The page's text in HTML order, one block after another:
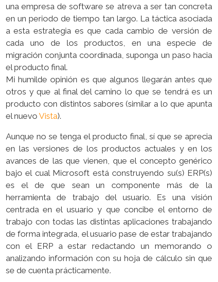
una empresa de software se atreva a ser tan concreta
en un periodo de tiempo tan largo. La táctica asociada
a esta estrategia es que cada cambio de versión de
cada uno de los productos, en una especie de
migración conjunta coordinada, suponga un paso hacia
el producto final.
Mi humilde opinión es que algunos llegarán antes que
otros y que al final del camino lo que se tendrá es un
producto con distintos sabores (similar a lo que apunta
el nuevo Vista).
Aunque no se tenga el producto final, sí que se aprecia
en las versiones de los productos actuales y en los
avances de las que vienen, que el concepto genérico
bajo el cual Microsoft está construyendo su(s) ERP(s)
es el de que sean un componente más de la
herramienta de trabajo del usuario. Es una visión
centrada en el usuario y que concibe el entorno de
trabajo con todas las distintas aplicaciones trabajando
de forma integrada, el usuario pase de estar trabajando
con el ERP a estar redactando un memorando o
analizando información con su hoja de cálculo sin que
se de cuenta prácticamente.